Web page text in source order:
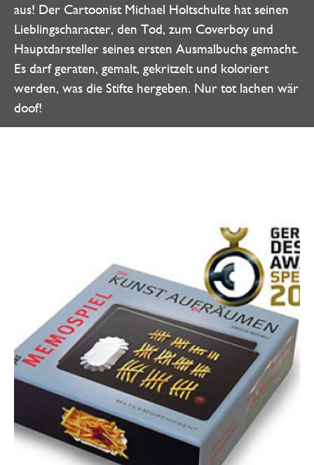
aus! Der Cartoonist Michael Holtschulte hat seinen
Lieblingscharacter, den Tod, zum Coverboy und
Hauptdarsteller seines ersten Ausmalbuchs gemacht.
Es darf geraten, gemalt, gekritzelt und koloriert
werden, was die Stifte hergeben. Nur tot lachen wär
doof!